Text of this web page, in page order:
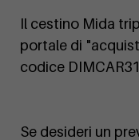
Il cestino Mida
portale di
codice
Se desideri un